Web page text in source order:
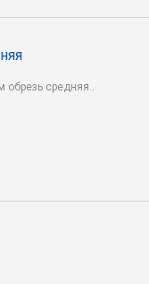
обрезь средняя..